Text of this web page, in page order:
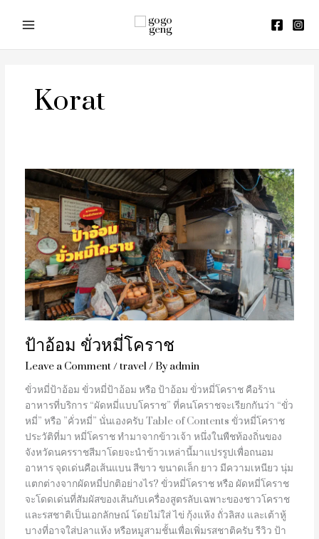
Korat
ป้าอ้อม ขั่วหมี่โคราช
Leave a Comment/travel/ Byadmin
ขั่วหมี่ป้าอ้อม ขั่วหมี่ป้าอ้อม หรือ ป้าอ้อม ขั่วหมี่โคราช คือร้าน
อาหารที่บริการ “ผัดหมี่แบบโคราช” ที่คนโคราชจะเรียกกันว่า “ขั่ว
หมี่” หรือ ”คั่วหมี่” นั่นเองครับ Table of Contents ขั่วหมี่โคราช
ประวัติที่มา หมี่โคราช ทำมาจากข้าวเจ้า หนึ่งในพืชท้องถิ่นของ
จังหวัดนครราชสีมาโดยจะนำข้าวเหล่านี้มาแปรรูปเพื่อถนอม
อาหาร จุดเด่นคือเส้นแบน สีขาว ขนาดเล็ก ยาว มีความเหนียว นุ่ม
แตกต่างจากผัดหมี่ปกติอย่างไร? ขั่วหมี่โคราช หรือ ผัดหมี่โคราช
จะโดดเด่นที่สัมผัสของเส้นกับเครื่องสูตรลับเฉพาะของชาวโคราช
และรสชาติเป็นเอกลักษณ์ โดยไม่ใส่ ไข่ กุ้งแห้ง ถั่วลิสง และเต้าหู้
บางที่อาจใส่ปลาแห้ง หรือหมูสามชั้นเพื่อเพิ่มรสชาติครับ รีวิว ป้า
ป้า
อ้อม
ขั่ว
หมี่
โคราช